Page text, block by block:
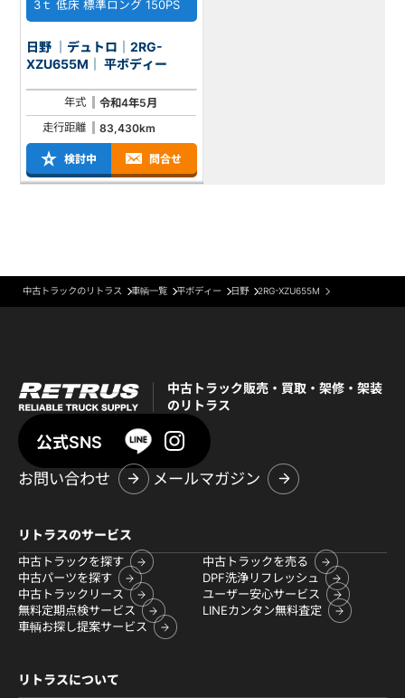
3ｔ 低床 標準ロング 150PS
日野 ｜デュトロ｜2RG-
XZU655M｜ 平ボディー
年式
令和4年5月
走行距離
83,430km
検討中 問合せ
中古トラックのリトラス 車輌一覧 平ボディー 日野 2RG-XZU655M
中古トラック販売・買取・架修・架装
のリトラス
公式SNS
お問い合わせ
メールマガジン
リトラスのサービス
中古トラックを探す
中古トラックを売る
中古パーツを探す
DPF洗浄リフレッシュ
中古トラックリース
ユーザー安心サービス
無料定期点検サービス
LINEカンタン無料査定
車輌お探し提案サービス
リトラスについて